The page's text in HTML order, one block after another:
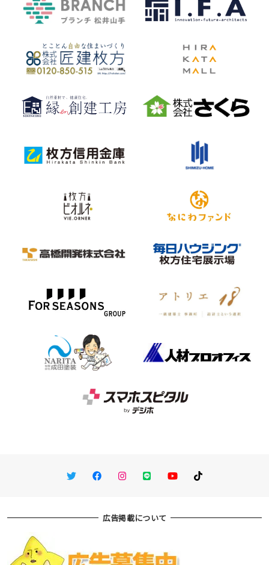
TwitterFacebookInstagram
LINE You TubeTikTok
広告掲載について